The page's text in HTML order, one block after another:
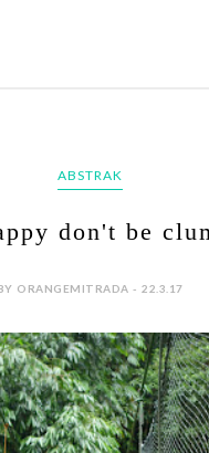
ABSTRAK
don't be
ORANGEMITRADA - 22.3.17